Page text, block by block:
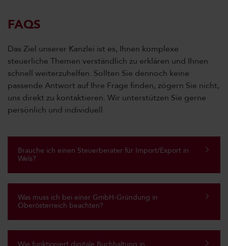
FAQS
Das Ziel unserer Kanzlei ist es, Ihnen komplexe
steuerliche Themen verständlich zu erklären und Ihnen
schnell weiterzuhelfen. Sollten Sie dennoch keine
passende Antwort auf Ihre Frage finden, zögern Sie nicht,
uns direkt zu kontaktieren. Wir unterstützen Sie gerne
persönlich und individuell.
Brauche ich einen Steuerberater für Import/Export in
Wels?
Was muss ich bei einer GmbH-Gründung in
Oberösterreich beachten?